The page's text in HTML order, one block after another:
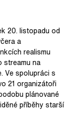
20. listopadu od
a
realismu
streamu na
Ve spolupráci s
21 organizátoři
plánované
příběhy starší